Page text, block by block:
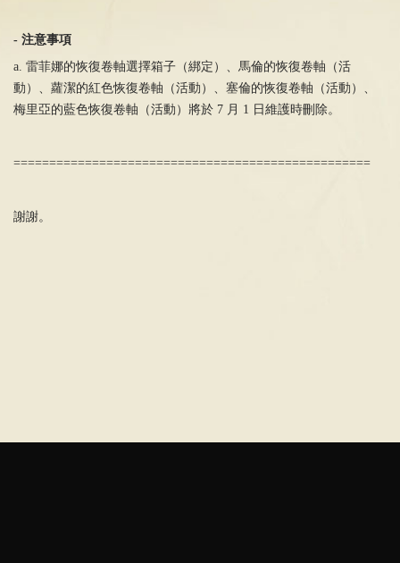
- 注意事項
a. 雷菲娜的恢復卷軸選擇箱子（綁定）、馬倫的恢復卷軸（活
動）、蘿潔的紅色恢復卷軸（活動）、塞倫的恢復卷軸（活動）、
梅里亞的藍色恢復卷軸（活動）將於 7 月 1 日維護時刪除。
==================================================
謝謝。